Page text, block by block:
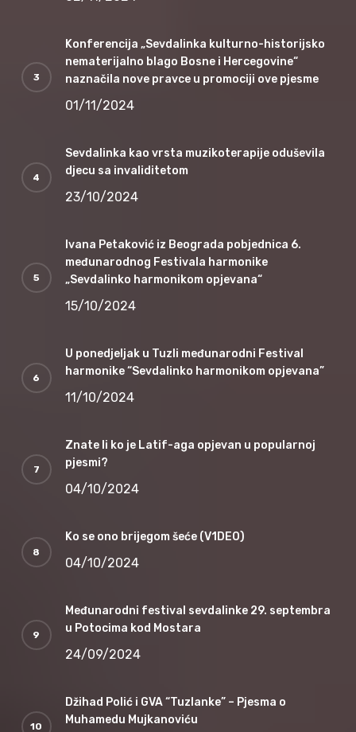
Konferencija „Sevdalinka kulturno-historijsko
nematerijalno blago Bosne i Hercegovine“
naznačila nove pravce u promociji ove pjesme
01/11/2024
Sevdalinka kao vrsta muzikoterapije oduševila
djecu sa invaliditetom
23/10/2024
Ivana Petaković iz Beograda pobjednica 6.
međunarodnog Festivala harmonike
„Sevdalinko harmonikom opjevana“
15/10/2024
U ponedjeljak u Tuzli međunarodni Festival
harmonike “Sevdalinko harmonikom opjevana”
11/10/2024
Znate li ko je Latif-aga opjevan u popularnoj
pjesmi?
04/10/2024
Ko se ono brijegom šeće (V1DEO)
04/10/2024
Međunarodni festival sevdalinke 29. septembra
u Potocima kod Mostara
24/09/2024
Džihad Polić i GVA “Tuzlanke” – Pjesma o
Muhamedu Mujkanoviću